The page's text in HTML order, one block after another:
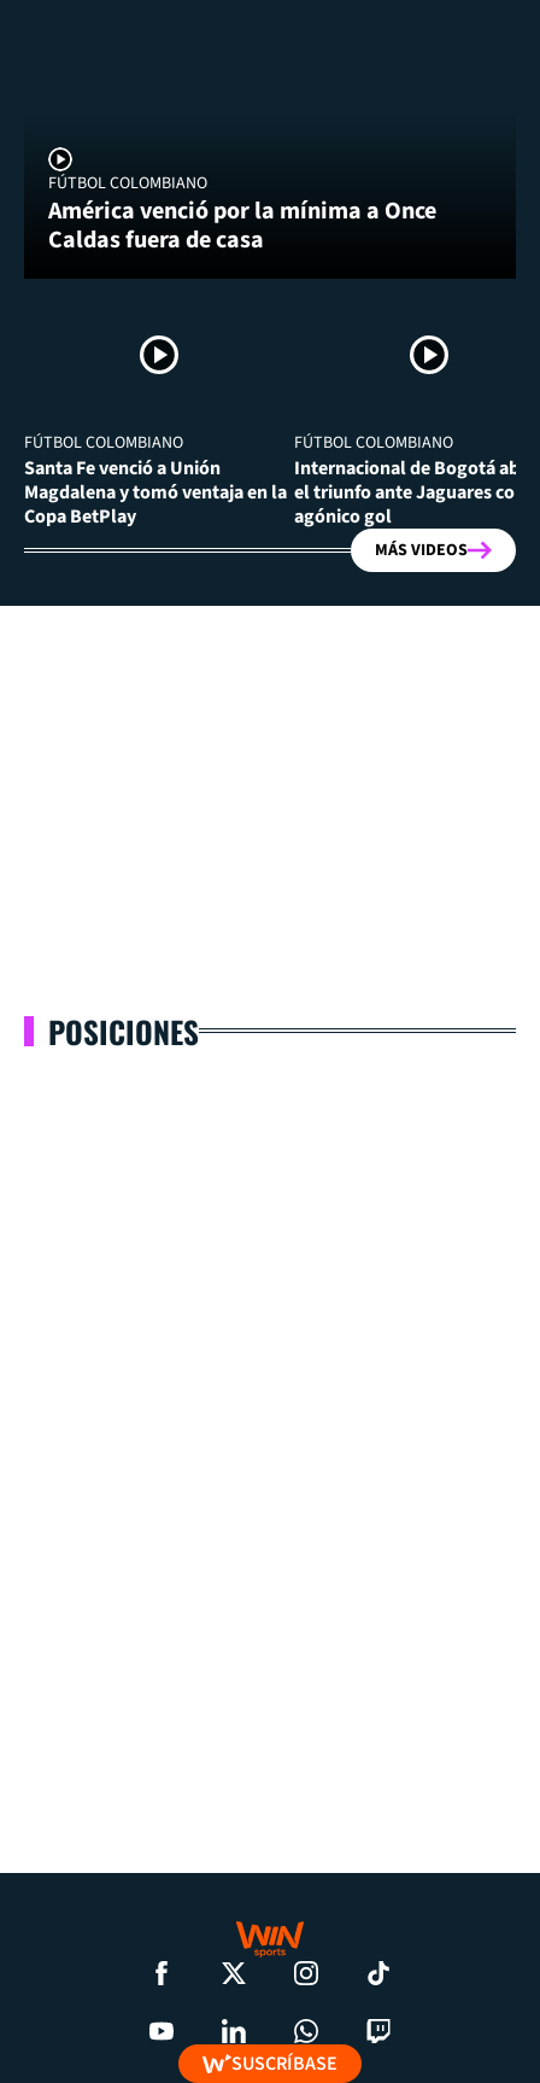
FÚTBOL COLOMBIANO
América venció por la mínima a Once
Caldas fuera de casa
FÚTBOL COLOMBIANO
Santa Fe venció a Unión
Magdalena y tomó ventaja en la
Copa BetPlay
FÚTBOL COLOMBIANO
Internacional de Bogotá
el triunfo ante Jaguares con
agónico gol
MÁS VIDEOS
POSICIONES
SUSCRÍBASE